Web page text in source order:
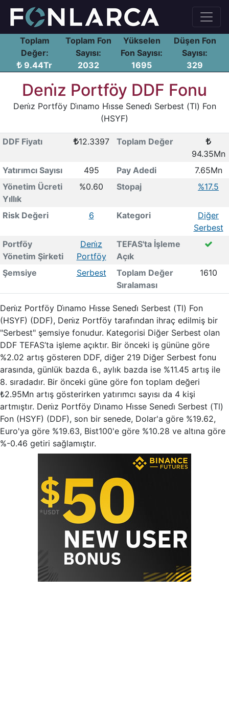
Toplam
Değer:
9.44Tr
Toplam Fon
Sayısı:
2032
Yükselen
Fon Sayısı:
1695
Düşen Fon
Sayısı:
329
Deni̇z Portföy DDF Fonu
Deni̇z Portföy Di̇namo Hi̇sse Senedi̇ Serbest (Tl) Fon
(HSYF)
DDF Fiyatı 12.3397
Toplam Değer
94.35Mn
Yatırımcı Sayısı
495 Pay Adedi
7.65Mn
Yönetim Ücreti
Yıllık
%0.60 Stopaj %17.5
Risk Değeri 6 Kategori
Diğer
Serbest
Portföy
Yönetim Şirketi
Deni̇z
Portföy
TEFAS'ta İşleme
Açık
Şemsiye
Serbest
Toplam Değer
Sıralaması
1610
Deni̇z Portföy Di̇namo Hi̇sse Senedi̇ Serbest (Tl) Fon
(HSYF) (DDF), Deni̇z Portföy tarafından ihraç edilmiş bir
"Serbest" şemsiye fonudur. Kategorisi Diğer Serbest olan
DDF TEFAS’ta işleme açıktır. Bir önceki iş gününe göre
%2.02 artış gösteren DDF, diğer 219 Diğer Serbest fonu
arasında, günlük bazda 6., aylık bazda ise %11.45 artış ile
8. sıradadır. Bir önceki güne göre fon toplam değeri
₺2.95Mn artış gösterirken yatırımcı sayısı da 4 kişi
artmıştır. Deni̇z Portföy Di̇namo Hi̇sse Senedi̇ Serbest (Tl)
Fon (HSYF) (DDF), son bir senede, Dolar'a göre %19.62,
Euro'ya göre %19.63, Bist100'e göre %10.28 ve altına göre
%-0.46 getiri sağlamıştır.